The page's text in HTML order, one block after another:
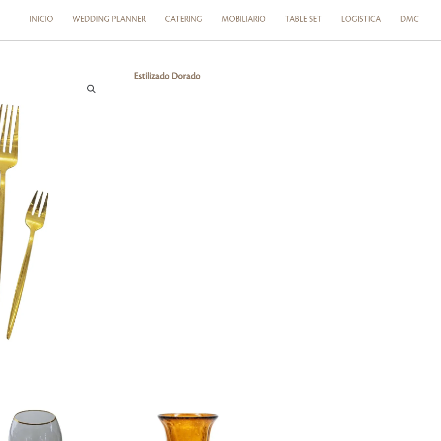
INICIO WEDDING PLANNER CATERING MOBILIARIO TABLE SET LOGISTICA DMC
Estilizado Dorado